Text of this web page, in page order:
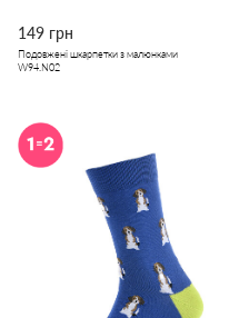
149 грн
Подовжені шкарпетки з малюнками
W94.N02